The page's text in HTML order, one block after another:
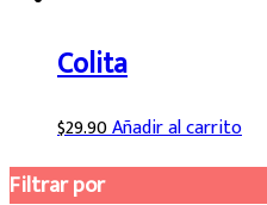
Colita
$29.90Añadir al carrito
Filtrar por